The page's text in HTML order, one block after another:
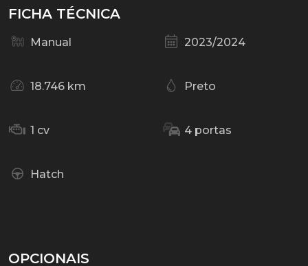
FICHA TÉCNICA
Manual 2023/2024
18.746 km Preto
1 cv 4 portas
Hatch
OPCIONAIS